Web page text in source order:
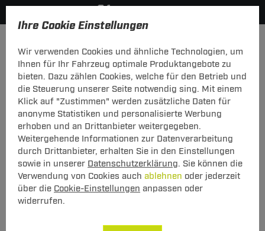
Ihre Cookie Einstellungen
Wir verwenden Cookies und ähnliche Technologien, um
Ihnen für Ihr Fahrzeug optimale Produktangebote zu
bieten. Dazu zählen Cookies, welche für den Betrieb und
die Steuerung unserer Seite notwendig sing. Mit einem
Klick auf "Zustimmen" werden zusätzliche Daten für
anonyme Statistiken und personalisierte Werbung
erhoben und an Drittanbieter weitergegeben.
Weitergehende Informationen zur Datenverarbeitung
durch Drittanbieter, erhalten Sie in den Einstellungen
sowie in unserer Datenschutzerklärung. Sie können die
Verwendung von Cookies auch ablehnen oder jederzeit
über die Cookie-Einstellungen anpassen oder
widerrufen.
Mein Konto
Falls Sie schon Kunde bei uns sind, melden Sie sich bitte
hier mit Ihrer E-Mail-Adresse und Ihrem Passwort an.
Ich bin bereits Kunde
Bitte mit E-Mail-Adresse und Passwort hier anmelden.
E-Mail: